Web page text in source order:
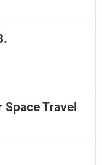
Travel